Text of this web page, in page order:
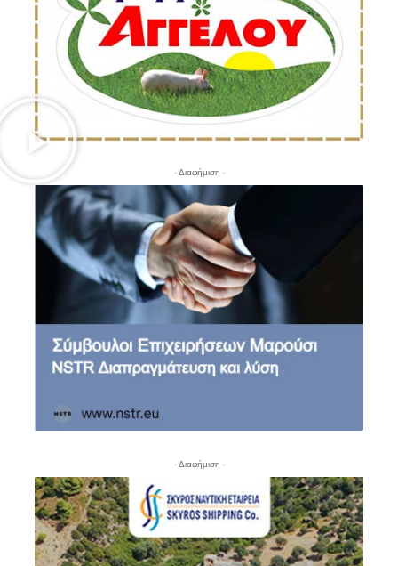
- Διαφήμιση -
- Διαφήμιση -